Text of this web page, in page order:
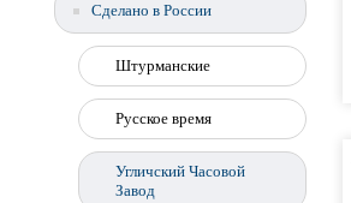
Сделано в России
Штурманские
Русское время
Угличский Часовой
Завод